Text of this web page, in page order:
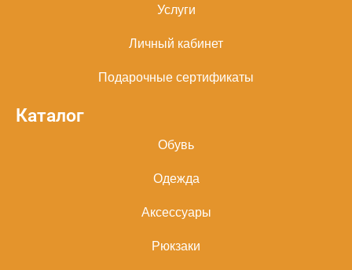
Услуги
Личный кабинет
Подарочные сертификаты
Каталог
Обувь
Одежда
Аксессуары
Рюкзаки